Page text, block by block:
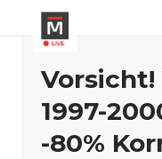
1997-
-80%